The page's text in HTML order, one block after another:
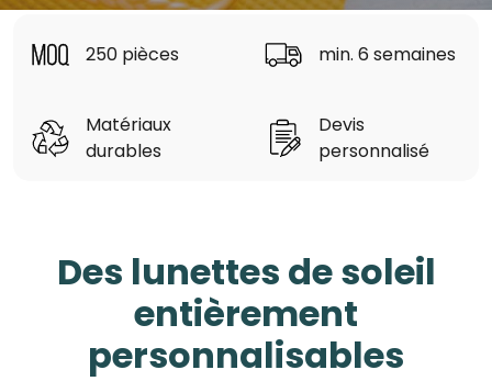
250 pièces min. 6 semaines
Matériaux
durables
Devis
personnalisé
Des lunettes de soleil
entièrement
personnalisables